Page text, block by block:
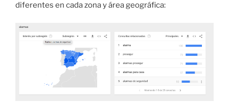
diferentes en cada zona y área geográfica: